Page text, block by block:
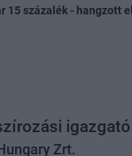
15 százalék - hangzott
igazgató
Zrt.